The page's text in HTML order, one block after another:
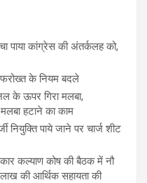
पाया कांग्रेस की अंतर्कलह को,
फरोख्त के नियम बदले
के ऊपर गिरा मलबा,
हटाने का काम
नियुक्ति पाये जाने पर चार्ज शीट
कल्याण कोष की बैठक में नौ
की आर्थिक सहायता की